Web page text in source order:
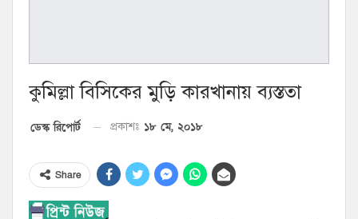
কুমিল্লা বিসিকের মুড়ি কারখানায় ব্যস্ততা
ডেস্ক রিপোর্ট প্রকাশঃ ১৮ মে, ২০১৮
Share